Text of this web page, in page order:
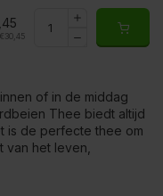
€30,45
of in de middag
Thee biedt altijd
is de perfecte thee om
het leven,